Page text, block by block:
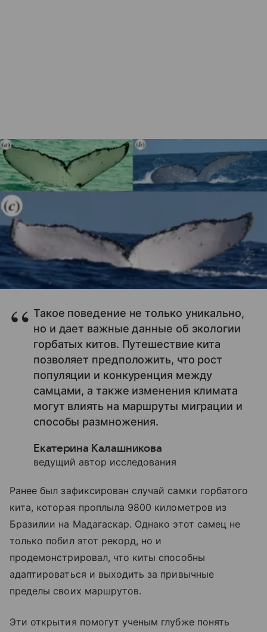
Такое поведение не только уникально,
но и дает важные данные об экологии
горбатых китов. Путешествие кита
позволяет предположить, что рост
популяции и конкуренция между
самцами, а также изменения климата
могут влиять на маршруты миграции и
способы размножения.
Екатерина Калашникова
ведущий автор исследования
Ранее был зафиксирован случай самки горбатого
кита, которая проплыла 9800 километров из
Бразилии на Мадагаскар. Однако этот самец не
только побил этот рекорд, но и
продемонстрировал, что киты способны
адаптироваться и выходить за привычные
пределы своих маршрутов.
Эти открытия помогут ученым глубже понять